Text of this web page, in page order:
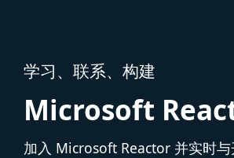
学习、联系、构建
Microsoft
加入 Microsoft Reactor 并实时